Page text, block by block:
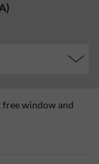
window and